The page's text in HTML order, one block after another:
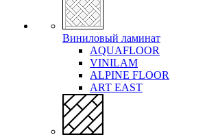
Виниловый ламинат
AQUAFLOOR
VINILAM
ALPINE FLOOR
ART EAST